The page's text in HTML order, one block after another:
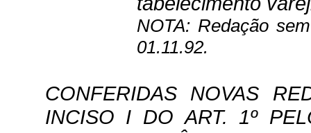
NOTA: Redação
01.11.92.
CONFERIDAS NOVAS
INCISO I DO ART. 1º